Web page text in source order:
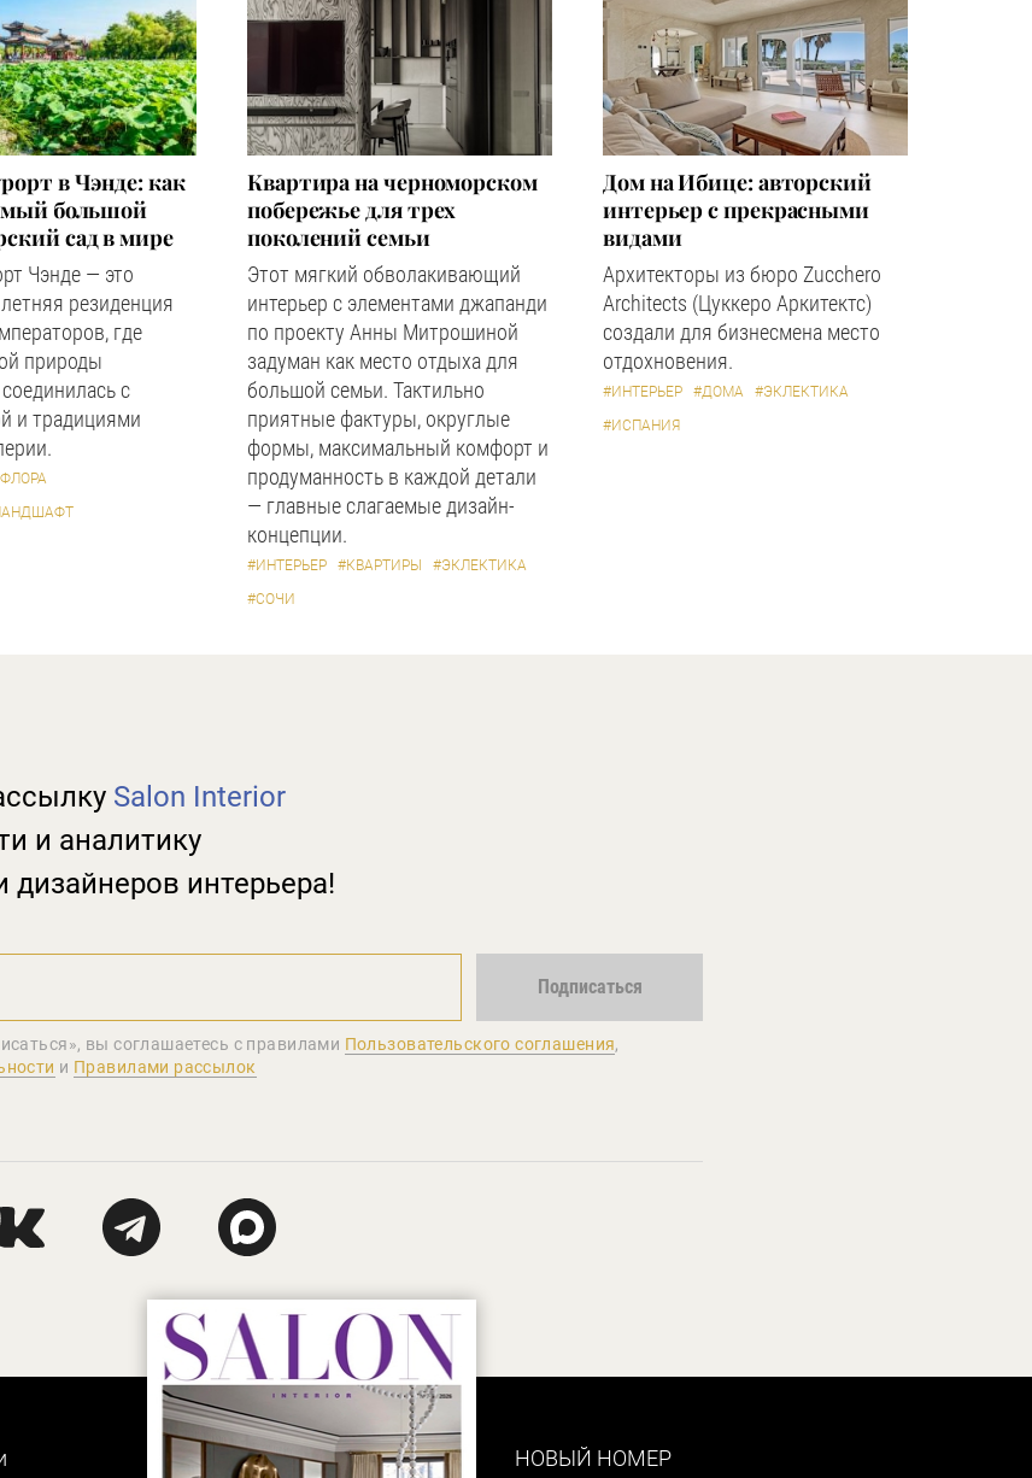
в Чэнде: как
большой
сад в мире
Чэнде — это
резиденция
где
природы
с
и традициями
Квартира на черноморском
побережье для трех
поколений семьи
Этот мягкий обволакивающий
интерьер с элементами джапанди
по проекту Анны Митрошиной
задуман как место отдыха для
большой семьи. Тактильно
приятные фактуры, округлые
формы, максимальный комфорт и
продуманность в каждой детали
— главные слагаемые дизайн-
концепции.
#ИНТЕРЬЕР #КВАРТИРЫ
#ЭКЛЕКТИКА
#СОЧИ
Дом на Ибице: авторский
интерьер с прекрасными
видами
Архитекторы из бюро Zucchero
Architects (Цуккеро Аркитектс)
создали для бизнесмена место
отдохновения.
#ИНТЕРЬЕР #ДОМА
#ЭКЛЕКТИКА
#ИСПАНИЯ
Salon Interior
и аналитику
дизайнеров интерьера!
Подписаться
вы соглашаетеcь с правилами Пользовательского соглашения,
и Правилами рассылок
НОВЫЙ НОМЕР